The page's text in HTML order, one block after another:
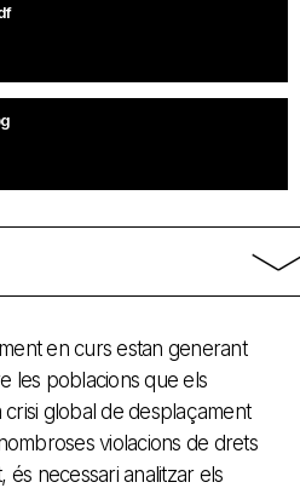
en curs estan generant
les poblacions que els
global de desplaçament
violacions de drets
és necessari analitzar els